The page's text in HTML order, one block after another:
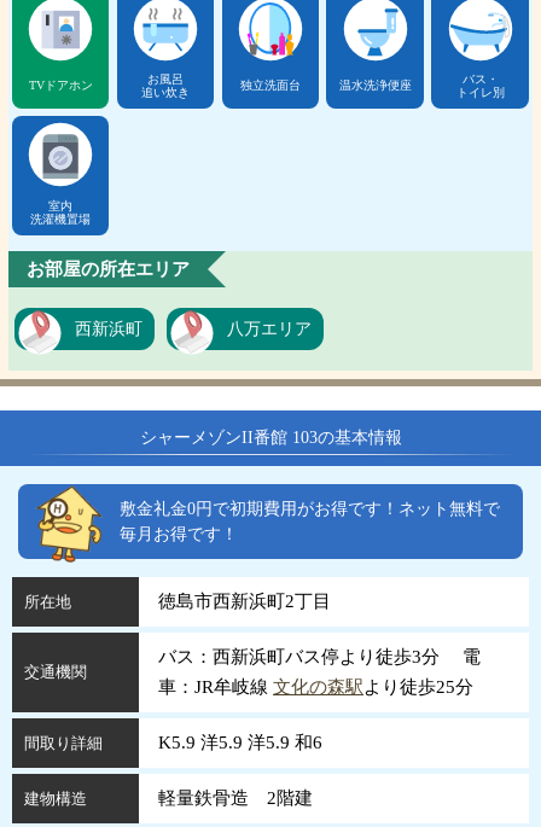
TVドアホン
お風呂
追い炊き
独立洗面台 温水洗浄便座
バス・
トイレ別
室内
洗濯機置場
お部屋の所在エリア
西新浜町 八万エリア
シャーメゾンII番館 103の基本情報
敷金礼金0円で初期費用がお得です！ネット無料で
毎月お得です！
所在地 徳島市西新浜町2丁目
交通機関
バス：西新浜町バス停より徒歩3分 電
車：JR牟岐線 文化の森駅より徒歩25分
間取り詳細 K5.9 洋5.9 洋5.9 和6
建物構造 軽量鉄骨造 2階建